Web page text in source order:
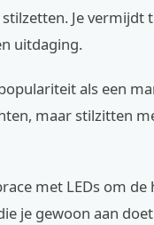
Je vermijdt
uitdaging.
als een
maar stilzitten
met LEDs om de
je gewoon aan